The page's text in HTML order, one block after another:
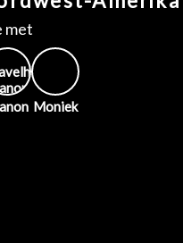
met
Moniek